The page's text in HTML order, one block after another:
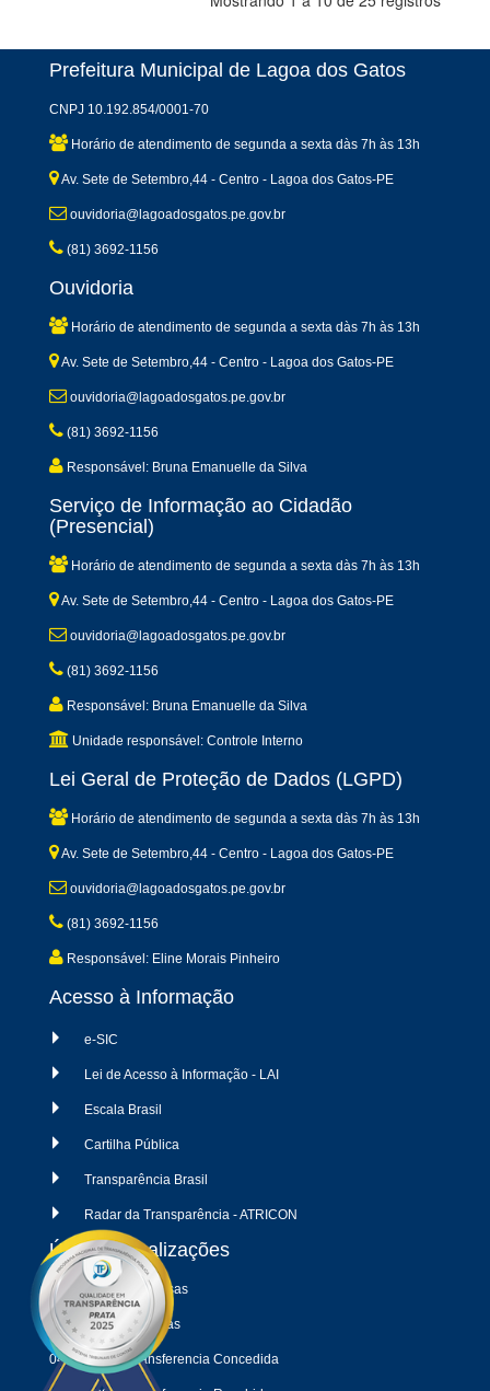
Prefeitura Municipal de Lagoa dos Gatos
CNPJ 10.192.854/0001-70
Horário de atendimento de segunda a sexta dàs 7h às 13h
Av. Sete de Setembro,44 - Centro - Lagoa dos Gatos-PE
ouvidoria@lagoadosgatos.pe.gov.br
(81) 3692-1156
Ouvidoria
Horário de atendimento de segunda a sexta dàs 7h às 13h
Av. Sete de Setembro,44 - Centro - Lagoa dos Gatos-PE
ouvidoria@lagoadosgatos.pe.gov.br
(81) 3692-1156
Responsável: Bruna Emanuelle da Silva
Serviço de Informação ao Cidadão
(Presencial)
Horário de atendimento de segunda a sexta dàs 7h às 13h
Av. Sete de Setembro,44 - Centro - Lagoa dos Gatos-PE
ouvidoria@lagoadosgatos.pe.gov.br
(81) 3692-1156
Responsável: Bruna Emanuelle da Silva
Unidade responsável: Controle Interno
Lei Geral de Proteção de Dados (LGPD)
Horário de atendimento de segunda a sexta dàs 7h às 13h
Av. Sete de Setembro,44 - Centro - Lagoa dos Gatos-PE
ouvidoria@lagoadosgatos.pe.gov.br
(81) 3692-1156
Responsável: Eline Morais Pinheiro
Acesso à Informação
e-SIC
Lei de Acesso à Informação - LAI
Escala Brasil
Cartilha Pública
Transparência Brasil
Radar da Transparência - ATRICON
Últimas atualizações
04/08/2026 - Despesas
04/08/2026 - Receitas
04/08/2026 - Transferencia Concedida